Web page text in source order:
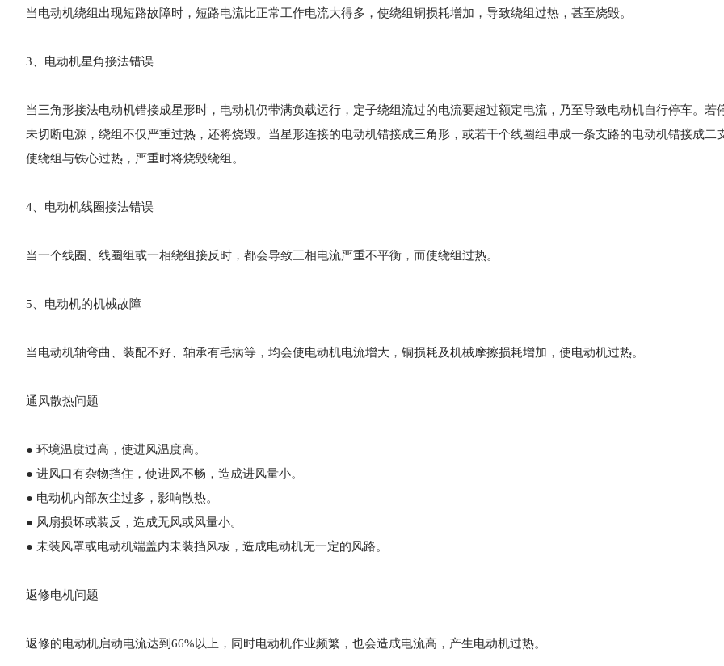
当电动机绕组出现短路故障时，短路电流比正常工作电流大得多，使绕组铜损耗增加，导致绕组过热，甚至烧毁。
3、电动机星角接法错误
当三角形接法电动机错接成星形时，电动机仍带满负载运行，定子绕组流过的电流要超过额定电流，乃至导致电动机自行停车。若
未切断电源，绕组不仅严重过热，还将烧毁。当星形连接的电动机错接成三角形，或若干个线圈组串成一条支路的电动机错接成二
使绕组与铁心过热，严重时将烧毁绕组。
4、电动机线圈接法错误
当一个线圈、线圈组或一相绕组接反时，都会导致三相电流严重不平衡，而使绕组过热。
5、电动机的机械故障
当电动机轴弯曲、装配不好、轴承有毛病等，均会使电动机电流增大，铜损耗及机械摩擦损耗增加，使电动机过热。
通风散热问题
● 环境温度过高，使进风温度高。
● 进风口有杂物挡住，使进风不畅，造成进风量小。
● 电动机内部灰尘过多，影响散热。
● 风扇损坏或装反，造成无风或风量小。
● 未装风罩或电动机端盖内未装挡风板，造成电动机无一定的风路。
返修电机问题
返修的电动机启动电流达到66%以上，同时电动机作业频繁，也会造成电流高，产生电动机过热。